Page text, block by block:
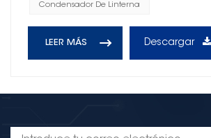
Condensador De Linterna
LEER MÁS Descargar